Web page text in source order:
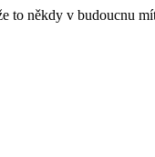
to někdy v budoucnu